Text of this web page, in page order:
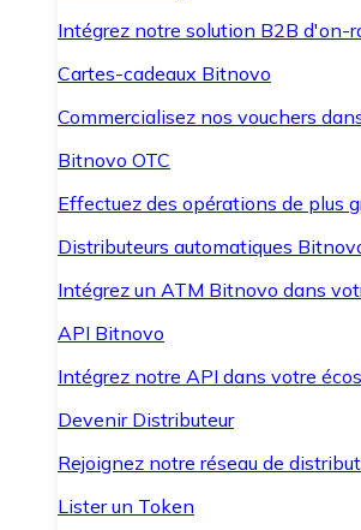
Intégrez notre solution B2B d'on-
Cartes-cadeaux Bitnovo
Commercialisez nos vouchers
Bitnovo OTC
Effectuez des opérations de plus
Distributeurs automatiques
Intégrez un ATM Bitnovo dans
API Bitnovo
Intégrez notre API dans votre
Devenir Distributeur
Rejoignez notre réseau de
Lister un Token